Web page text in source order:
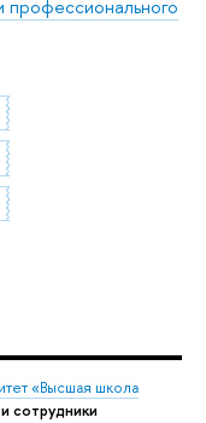
профессионального
«Высшая школа
сотрудники